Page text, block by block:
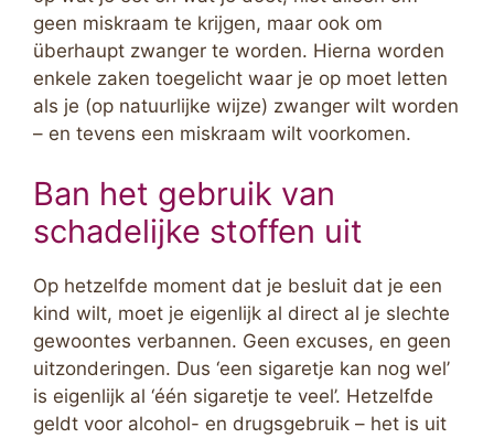
geen miskraam te krijgen, maar ook om
überhaupt zwanger te worden. Hierna worden
enkele zaken toegelicht waar je op moet letten
als je (op natuurlijke wijze) zwanger wilt worden
– en tevens een miskraam wilt voorkomen.
Ban het gebruik van
schadelijke stoffen uit
Op hetzelfde moment dat je besluit dat je een
kind wilt, moet je eigenlijk al direct al je slechte
gewoontes verbannen. Geen excuses, en geen
uitzonderingen. Dus ‘een sigaretje kan nog wel’
is eigenlijk al ‘één sigaretje te veel’. Hetzelfde
geldt voor alcohol- en drugsgebruik – het is uit